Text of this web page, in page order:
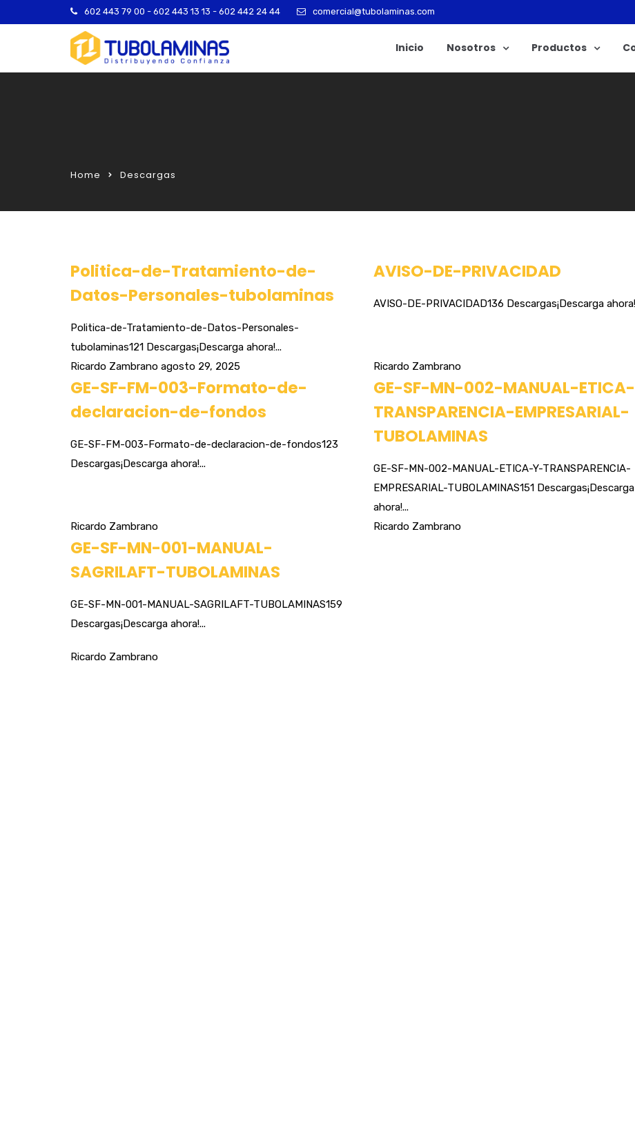
602 443 79 00 - 602 443 13 13 - 602 442 24 44 comercial@tubolaminas.com
Inicio Nosotros Productos
Home Descargas
Politica-de-Tratamiento-de-
Datos-Personales-tubolaminas
Politica-de-Tratamiento-de-Datos-Personales-
tubolaminas121 Descargas¡Descarga ahora!...
Ricardo Zambrano agosto 29, 2025
AVISO-DE-PRIVACIDAD
AVISO-DE-PRIVACIDAD136 Descargas¡Descarga
Ricardo Zambrano
GE-SF-FM-003-Formato-de-
declaracion-de-fondos
GE-SF-FM-003-Formato-de-declaracion-de-fondos123
Descargas¡Descarga ahora!...
Ricardo Zambrano
GE-SF-MN-002-MANUAL-
TRANSPARENCIA-EMPRESARIAL-
TUBOLAMINAS
GE-SF-MN-002-MANUAL-ETICA-Y-TRANSPARENCIA-
EMPRESARIAL-TUBOLAMINAS151 Descargas¡Descarga
ahora!...
Ricardo Zambrano
GE-SF-MN-001-MANUAL-
SAGRILAFT-TUBOLAMINAS
GE-SF-MN-001-MANUAL-SAGRILAFT-TUBOLAMINAS159
Descargas¡Descarga ahora!...
Ricardo Zambrano